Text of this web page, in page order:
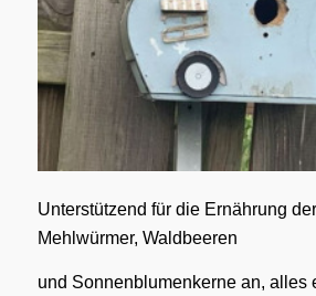
Unterstützend für die Ernährung
Mehlwürmer, Waldbeeren
und Sonnenblumenkerne an, alles